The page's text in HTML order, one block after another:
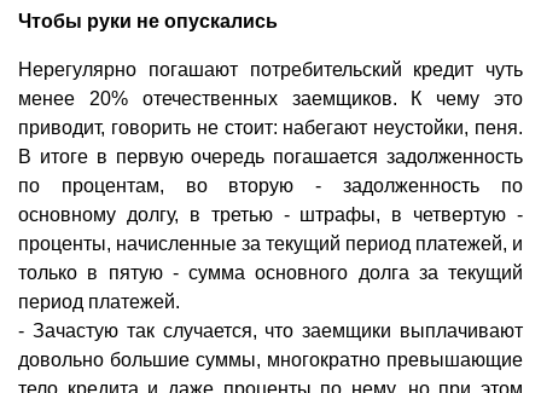
Чтобы руки не опускались
Нерегулярно погашают потребительский кредит чуть
менее 20% отечественных заемщиков. К чему это
приводит, говорить не стоит: набегают неустойки, пеня.
В итоге в первую очередь погашается задолженность
по процентам, во вторую - задолженность по
основному долгу, в третью - штрафы, в четвертую -
проценты, начисленные за текущий период платежей, и
только в пятую - сумма основного долга за текущий
период платежей.
- Зачастую так случается, что заемщики выплачивают
довольно большие суммы, многократно превышающие
тело кредита и даже проценты по нему, но при этом